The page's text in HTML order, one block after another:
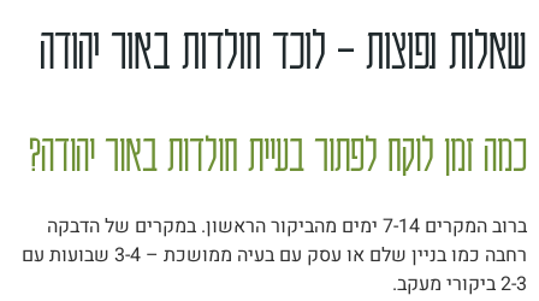
שאלות נפוצות – לוכד חולדות באור יהודה
כמה זמן לוקח לפתור בעיית חולדות באור יהודה?
ברוב המקרים 7-14 ימים מהביקור הראשון. במקרים של הדבקה
רחבה כמו בניין שלם או עסק עם בעיה ממושכת – 3-4 שבועות עם
2-3 ביקורי מעקב.